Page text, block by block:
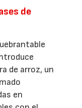
de
de arroz, un
en